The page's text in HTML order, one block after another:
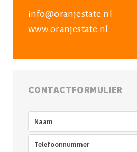
info@oranjestate.nl
www.oranjestate.nl
CONTACTFORMULIER
Telefoon